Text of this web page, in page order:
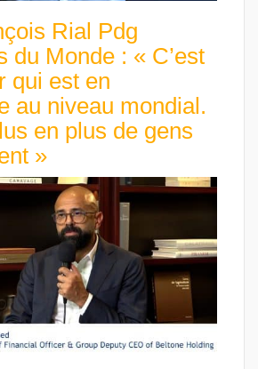
Rial Pdg
du Monde : « C’est
qui est en
au niveau mondial.
en plus de gens
»